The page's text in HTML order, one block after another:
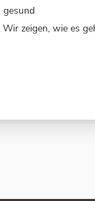
gesund
zeigen, wie es